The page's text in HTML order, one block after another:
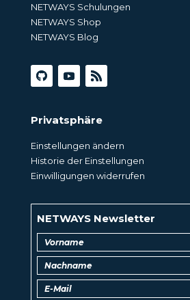
NETWAYS Schulungen
NETWAYS Shop
NETWAYS Blog
Privatsphäre
Einstellungen ändern
Historie der Einstellungen
Einwilligungen widerrufen
NETWAYS Newsletter